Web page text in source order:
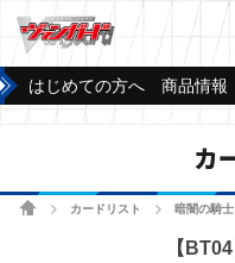
はじめての方へ 商品情報
カ
ホームカードリスト 暗闇の騎
【